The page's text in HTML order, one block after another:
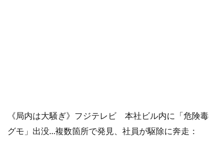
《局内は大騒ぎ》フジテレビ 本社ビル内に「危険毒
グモ」出没…複数箇所で発見、社員が駆除に奔走：